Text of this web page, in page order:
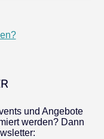
und Angebote
werden? Dann